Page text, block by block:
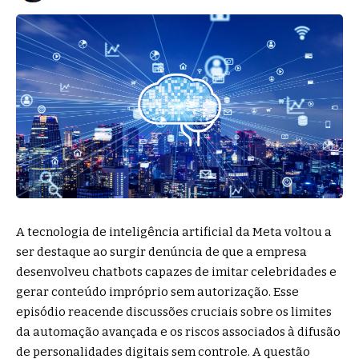
A tecnologia de inteligência artificial da Meta voltou a
ser destaque ao surgir denúncia de que a empresa
desenvolveu chatbots capazes de imitar celebridades e
gerar conteúdo impróprio sem autorização. Esse
episódio reacende discussões cruciais sobre os limites
da automação avançada e os riscos associados à difusão
de personalidades digitais sem controle. A questão